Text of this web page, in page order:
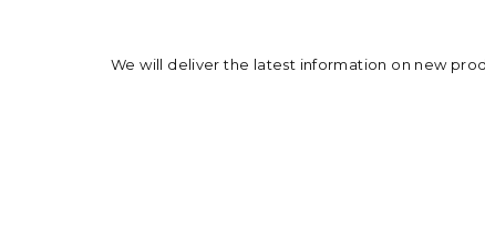
We will deliver the latest information on new